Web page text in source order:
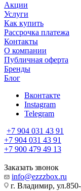
Акции
Услуги
Как купить
Рассрочка платежа
Контакты
О компании
Публичная оферта
Бренды
Блог
Вконтакте
Instagram
Telegram
+7 904 031 43 91
+7 904 031 43 91
+7 900 479 49 13
Заказать звонок
info@ezzzbox.ru
г. Владимир,